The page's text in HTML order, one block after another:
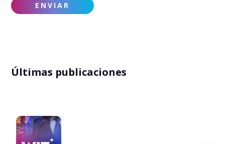
Últimas publicaciones